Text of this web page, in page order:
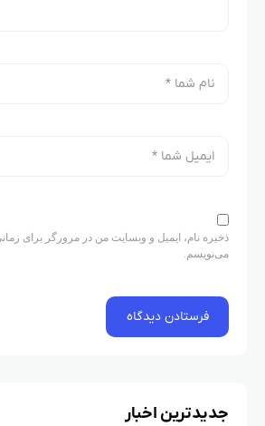
ذخیره نام، ایمیل و وبسایت من در مرورگر برای
می‌نویسم.
جدیدترین اخبار